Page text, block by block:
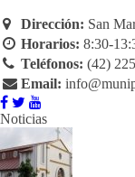
Dirección: San
Horarios: 8:30-
Teléfonos: (42)
Email:
Noticias